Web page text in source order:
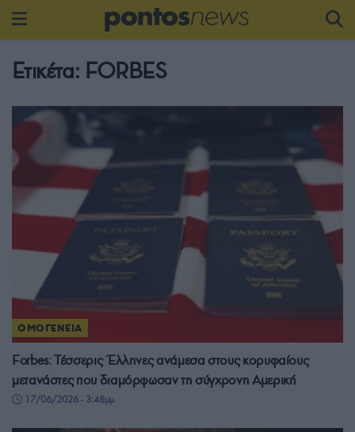
Ετικέτα: FORBES
ΟΜΟΓΕΝΕΙΑ
Forbes: Τέσσερις Έλληνες ανάμεσα στους κορυφαίους
μετανάστες που διαμόρφωσαν τη σύγχρονη Αμερική
17/06/2026 - 3:48μμ